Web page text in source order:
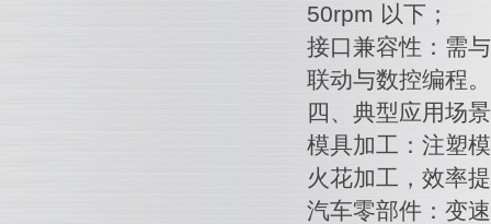
50rpm 以下；
接口兼容性：需
联动与数控编程。
四、典型应用场景
模具加工：注塑
火花加工，效率
汽车零部件：变